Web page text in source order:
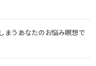
まうあなたのお悩み瞑想で